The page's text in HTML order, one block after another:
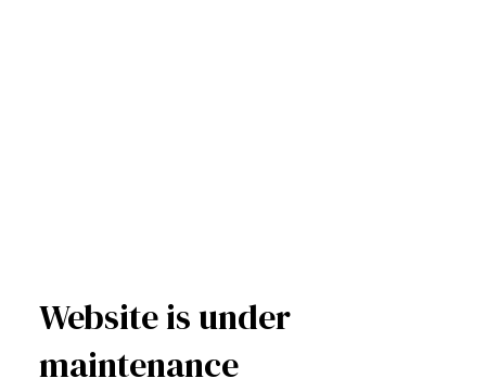
Website is under
maintenance